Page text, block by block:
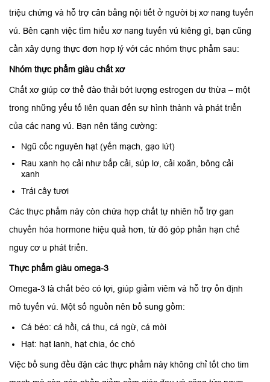
triệu chứng và hỗ trợ cân bằng nội tiết ở người bị xơ nang tuyến
vú. Bên cạnh việc tìm hiểu xơ nang tuyến vú kiêng gì, bạn cũng
cần xây dựng thực đơn hợp lý với các nhóm thực phẩm sau:
Nhóm thực phẩm giàu chất xơ
Chất xơ giúp cơ thể đào thải bớt lượng estrogen dư thừa – một
trong những yếu tố liên quan đến sự hình thành và phát triển
của các nang vú. Bạn nên tăng cường:
Ngũ cốc nguyên hạt (yến mạch, gạo lứt)
Rau xanh họ cải như bắp cải, súp lơ, cải xoăn, bông cải
xanh
Trái cây tươi
Các thực phẩm này còn chứa hợp chất tự nhiên hỗ trợ gan
chuyển hóa hormone hiệu quả hơn, từ đó góp phần hạn chế
nguy cơ u phát triển.
Thực phẩm giàu omega-3
Omega-3 là chất béo có lợi, giúp giảm viêm và hỗ trợ ổn định
mô tuyến vú. Một số nguồn nên bổ sung gồm:
Cá béo: cá hồi, cá thu, cá ngừ, cá mòi
Hạt: hạt lanh, hạt chia, óc chó
Việc bổ sung đều đặn các thực phẩm này không chỉ tốt cho tim